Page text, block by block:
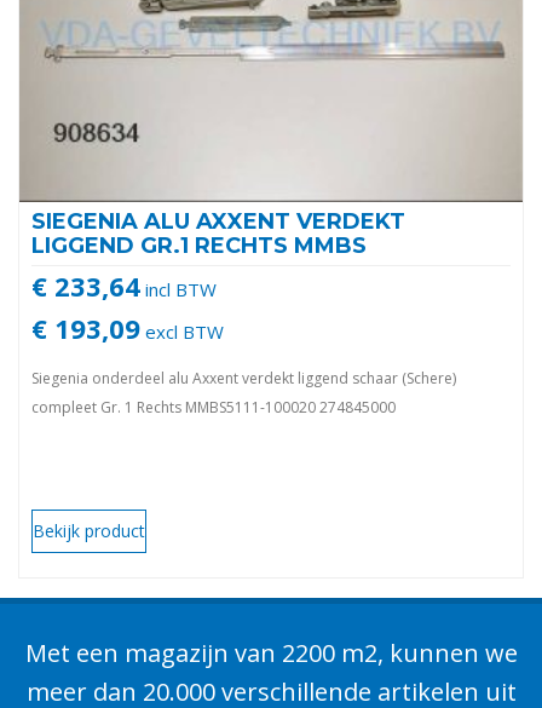
SIEGENIA ALU AXXENT VERDEKT
LIGGEND GR.1 RECHTS MMBS
€ 233,64 incl BTW
€ 193,09 excl BTW
Siegenia onderdeel alu Axxent verdekt liggend schaar (Schere)
compleet Gr. 1 Rechts MMBS5111-100020 274845000
Bekijk product
Met een magazijn van 2200 m2, kunnen we
meer dan 20.000 verschillende artikelen uit